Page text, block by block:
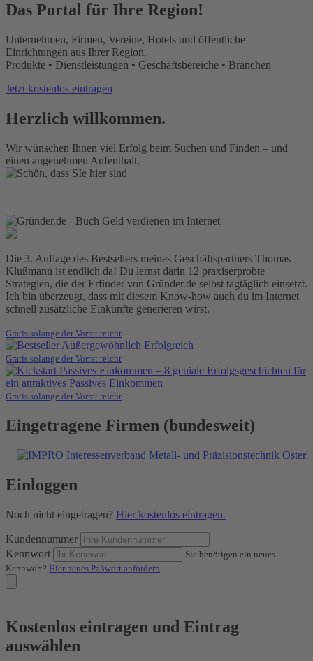
Das Portal für Ihre Region!
Unternehmen, Firmen, Vereine, Hotels und öffentliche
Einrichtungen aus Ihrer Region.
Produkte • Dienstleistungen • Geschäftsbereiche • Branchen
Jetzt kostenlos eintragen
Herzlich willkommen.
Wir wünschen Ihnen viel Erfolg beim Suchen und Finden – und
einen angenehmen Aufenthalt.
Die 3. Auflage des Bestsellers meines Geschäftspartners Thomas
Klußmann ist endlich da! Du lernst darin 12 praxiserprobte
Strategien, die der Erfinder von Gründer.de selbst tagtäglich einsetzt.
Ich bin überzeugt, dass mit diesem Know-how auch du im Internet
schnell zusätzliche Einkünfte generieren wirst.
Gratis solange der Vorrat reicht
Gratis solange der Vorrat reicht
Gratis solange der Vorrat reicht
Eingetragene Firmen (bundesweit)
Einloggen
Noch nicht eingetragen? Hier kostenlos eintragen.
Kundennummer
Kennwort
Sie benötigen ein neues
Kennwort? Hier neues Paßwort anfordern
Kostenlos eintragen und Eintrag
auswählen